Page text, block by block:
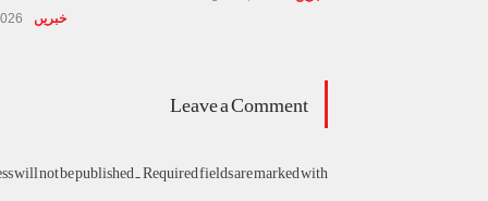
خبریں
Leave a Comment
will not be published. Required fields are marked with *